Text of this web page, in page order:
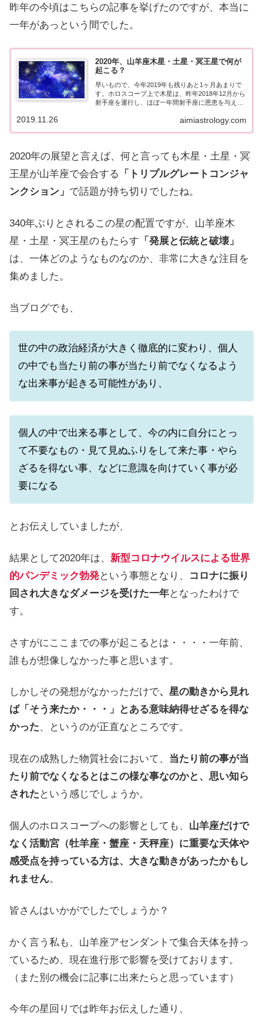
昨年の今頃はこちらの記事を挙げたのですが、本当に
一年があっという間でした。
2020年、山羊座木星・土星・冥王星で何が
起こる？
早いもので、今年2019年も残りあと1ヶ月あまりで
す。ホロスコープ上で木星は、昨年2018年12月から
射手座を運行し、ほぼ一年間射手座に恩恵を与え続
どありましたでしょうか？射手座は幸運の星、と
aimiastrology.com
2019.11.26
2020年の展望と言えば、何と言っても木星・土星・冥
王星が山羊座で会合する
「トリプルグレートコンジャ
ンクション」 で話題が持ち切りでしたね。
340年ぶりとされるこの星の配置ですが、山羊座木
星・土星・冥王星のもたらす 「発展と伝統と破壊」
は、一体どのようなものなのか、非常に大きな注目を
集めました。
当ブログでも、
世の中の政治経済が大きく徹底的に変わり、個人
の中でも当たり前の事が当たり前でなくなるよう
な出来事が起きる可能性があり、
個人の中で出来る事として、今の内に自分にとっ
て不要なもの・見て見ぬふりをして来た事・やら
ざるを得ない事、などに意識を向けていく事が必
要になる
とお伝えしていましたが、
結果として2020年は、 新型コロナウイルスによる世界
的パンデミック勃発という事態となり、
コロナに振り
回され大きなダメージを受けた一年となったわけで
す。
さすがにここまでの事が起こるとは・・・・一年前、
誰もが想像しなかった事と思います。
しかしその発想がなかっただけで、星の動きから見れ
ば「そう来たか・・・」とある意味納得せざるを得な
かった、というのが正直なところです。
現在の成熟した物質社会において、 当たり前の事が当
たり前でなくなるとはこの様な事なのかと、思い知ら
された という感じでしょうか。
個人のホロスコープへの影響としても、 山羊座だけで
なく活動宮（牡羊座・蟹座・天秤座）に重要な天体や
感受点を持っている方は、大きな動きがあったかもし
れません。
皆さんはいかがでしたでしょうか？
かく言う私も、山羊座アセンダントで集合天体を持っ
ているため、現在進行形で影響を受けております。
（また別の機会に記事に出来たらと思っています）
今年の星回りでは昨年お伝えした通り、